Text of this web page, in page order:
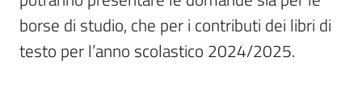
Informazioni
locali
borse di studio, che per i contributi dei libri di
testo per l’anno scolastico 2024/2025.